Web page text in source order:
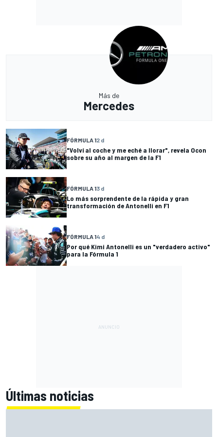
Más de
Mercedes
FÓRMULA 12 d
"Volví al coche y me eché a llorar", revela Ocon
sobre su año al margen de la F1
FÓRMULA 13 d
Lo más sorprendente de la rápida y gran
transformación de Antonelli en F1
FÓRMULA 14 d
Por qué Kimi Antonelli es un "verdadero activo"
para la Fórmula 1
Últimas noticias